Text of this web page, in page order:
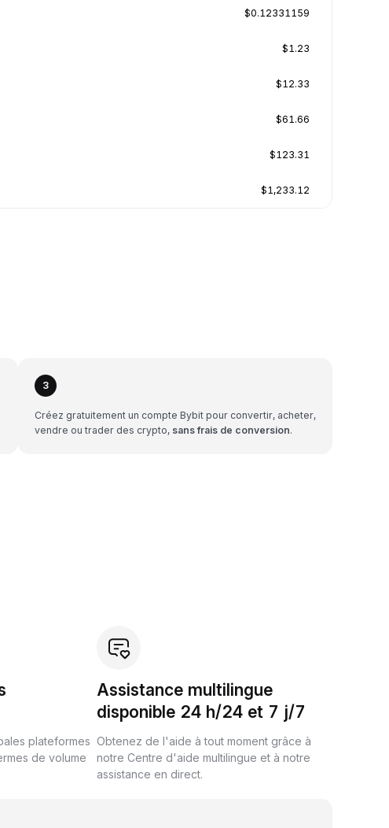
$0.12331159
$1.23
$12.33
$61.66
$123.31
$1,233.12
3
Créez gratuitement un compte Bybit pour convertir, acheter,
vendre ou trader des crypto, sans frais de conversion.
plateformes
de volume
Assistance multilingue
disponible 24 h/24 et 7 j/7
Obtenez de l'aide à tout moment grâce à
notre Centre d'aide multilingue et à notre
assistance en direct.